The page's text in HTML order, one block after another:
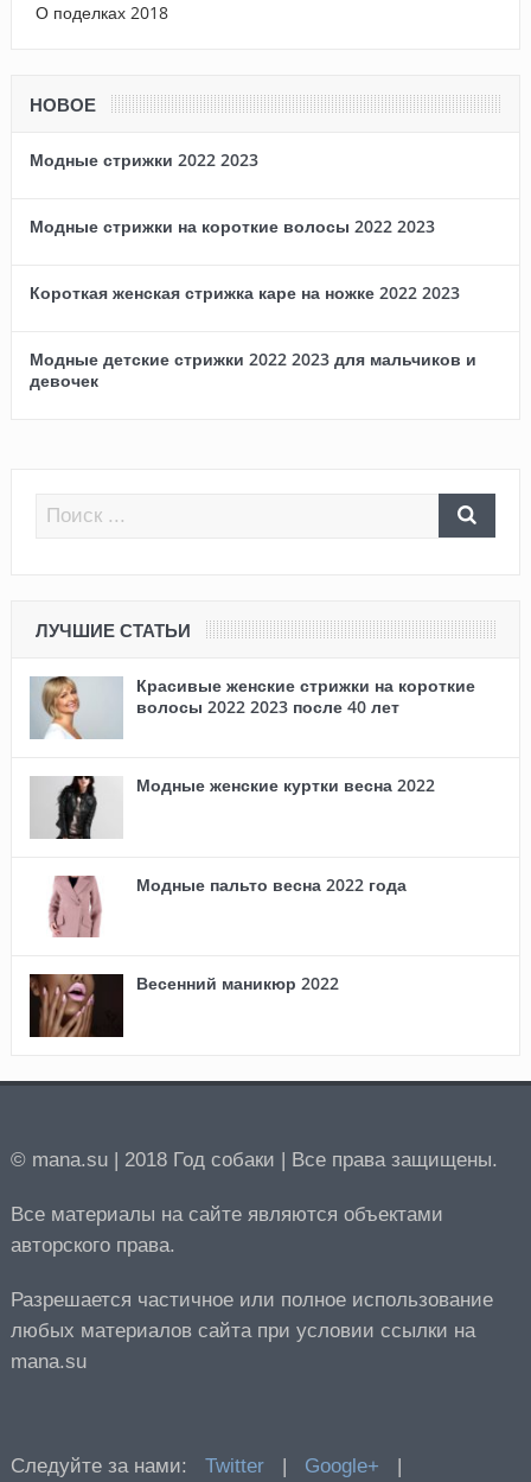
О поделках 2018
НОВОЕ
Модные стрижки 2022 2023
Модные стрижки на короткие волосы 2022 2023
Короткая женская стрижка каре на ножке 2022 2023
Модные детские стрижки 2022 2023 для мальчиков и
девочек
ЛУЧШИЕ СТАТЬИ
Красивые женские стрижки на короткие
волосы 2022 2023 после 40 лет
Модные женские куртки весна 2022
Модные пальто весна 2022 года
Весенний маникюр 2022
© mana.su | 2018 Год собаки | Все права защищены.
Все материалы на сайте являются объектами
авторского права.
Разрешается частичное или полное использование
любых материалов сайта при условии ссылки на
mana.su
Следуйте за нами: Twitter | Google+ |